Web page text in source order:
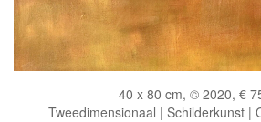
40 x 80 cm, © 2020, €
Tweedimensionaal | Schilderkunst |